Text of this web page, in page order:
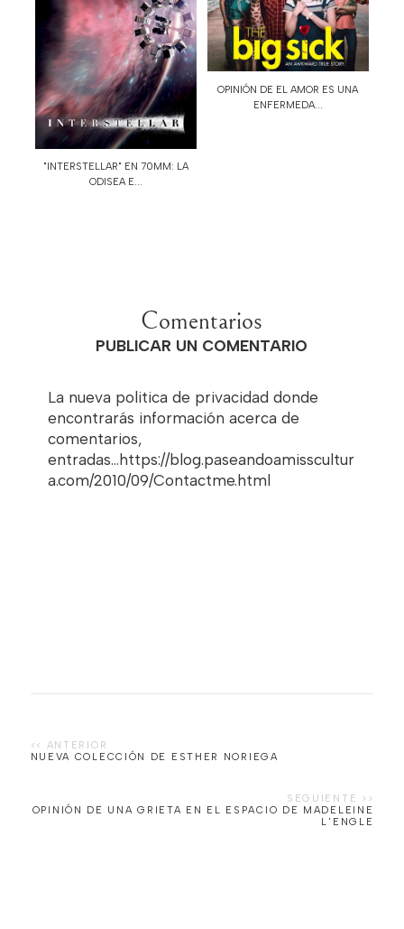
"INTERSTELLAR" EN 70MM: LA
ODISEA E...
OPINIÓN DE EL AMOR ES UNA
ENFERMEDA...
Comentarios
PUBLICAR UN COMENTARIO
La nueva politica de privacidad donde
encontrarás información acerca de
comentarios,
entradas...https://blog.paseandoamisscultur
a.com/2010/09/Contactme.html
NUEVA COLECCIÓN DE ESTHER NORIEGA
OPINIÓN DE UNA GRIETA EN EL ESPACIO DE MADELEINE
L'ENGLE